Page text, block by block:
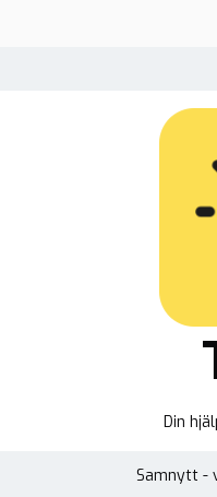
Din
Samnytt -